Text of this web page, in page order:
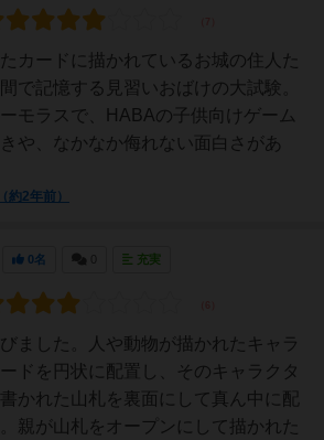
カードに描かれているお城の住人た
で記憶する見習いおばけの大試験。
モラスで、HABAの子供向けゲーム
や、なかなか侮れない面白さがあ
約2年前）
0名 充実
ました。人や動物が描かれたキャラ
ドを円状に配置し、そのキャラクタ
かれた山札を裏面にして真ん中に配
親が山札をオープンにして描かれた